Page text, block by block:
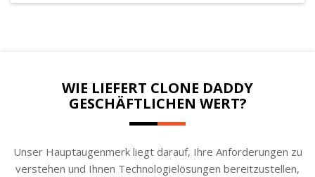
WIE LIEFERT CLONE DADDY
GESCHÄFTLICHEN WERT?
Unser Hauptaugenmerk liegt darauf, Ihre Anforderungen zu
verstehen und Ihnen Technologielösungen bereitzustellen,